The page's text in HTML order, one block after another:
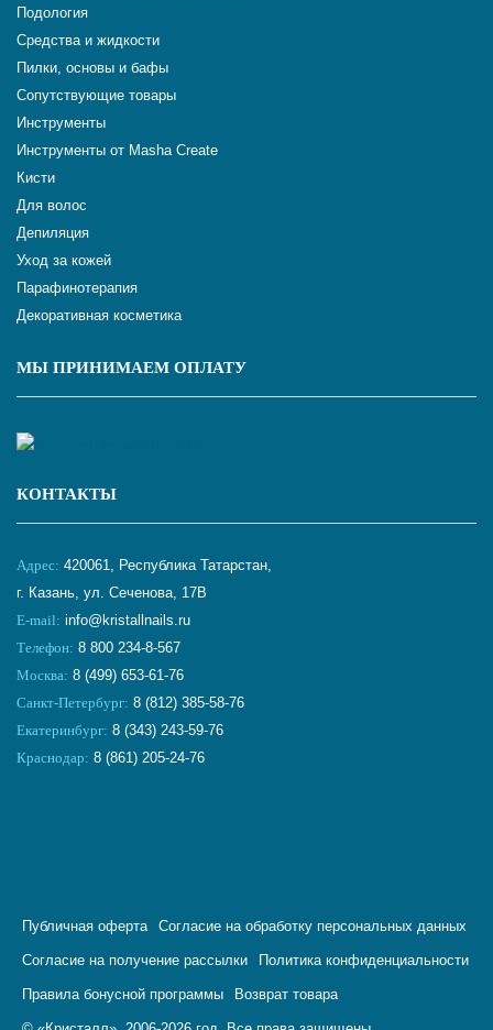
Подология
Средства и жидкости
Пилки, основы и бафы
Сопутствующие товары
Инструменты
Инструменты от Masha Create
Кисти
Для волос
Депиляция
Уход за кожей
Парафинотерапия
Декоративная косметика
МЫ ПРИНИМАЕМ ОПЛАТУ
КОНТАКТЫ
Адрес: 420061, Республика Татарстан,
г. Казань, ул. Сеченова, 17В
E-mail: info@kristallnails.ru
Телефон: 8 800 234-8-567
Москва: 8 (499) 653-61-76
Санкт-Петербург: 8 (812) 385-58-76
Екатеринбург: 8 (343) 243-59-76
Краснодар: 8 (861) 205-24-76
Публичная оферта Согласие на обработку персональных данных
Согласие на получение рассылки Политика конфиденциальности
Правила бонусной программы Возврат товара